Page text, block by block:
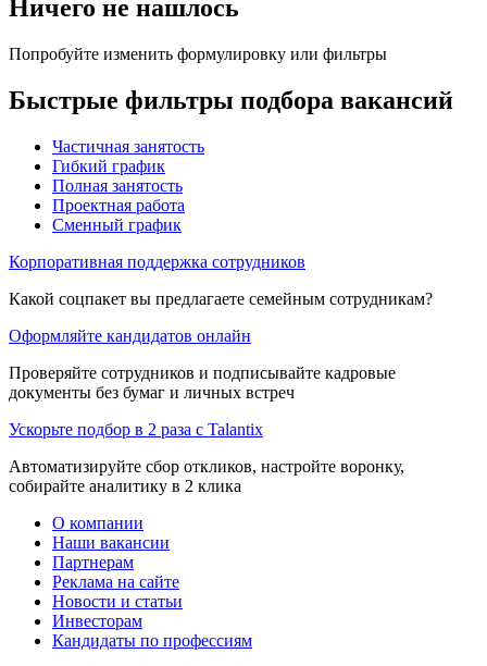
Ничего не нашлось
Попробуйте изменить формулировку или фильтры
Быстрые фильтры подбора вакансий
Частичная занятость
Гибкий график
Полная занятость
Проектная работа
Сменный график
Корпоративная поддержка сотрудников
Какой соцпакет вы предлагаете семейным сотрудникам?
Оформляйте кандидатов онлайн
Проверяйте сотрудников и подписывайте кадровые
документы без бумаг и личных встреч
Ускорьте подбор в 2 раза с Talantix
Автоматизируйте сбор откликов, настройте воронку,
собирайте аналитику в 2 клика
О компании
Наши вакансии
Партнерам
Реклама на сайте
Новости и статьи
Инвесторам
Кандидаты по профессиям